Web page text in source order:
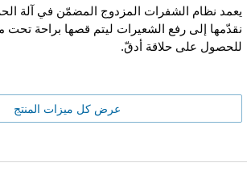
يعمد نظام الشفرات المزدوج المضمّن في آلة
نقدّمها إلى رفع الشعيرات ليتم قصها براحة تحت
للحصول على حلاقة أدقّ.
عرض كل ميزات المنتج